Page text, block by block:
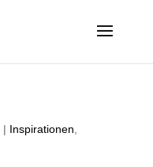
| Inspirationen